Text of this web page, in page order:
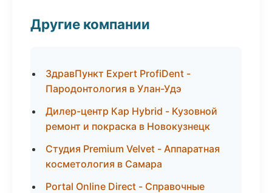
Другие компании
ЗдравПункт Expert ProfiDent -
Пародонтология в Улан-Удэ
Дилер-центр Кар Hybrid - Кузовной
ремонт и покраска в Новокузнецк
Студия Premium Velvet - Аппаратная
косметология в Самара
Portal Online Direct - Справочные